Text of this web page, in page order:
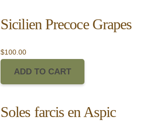
Sicilien Precoce Grapes
$100.00
ADD TO CART
Soles farcis en Aspic